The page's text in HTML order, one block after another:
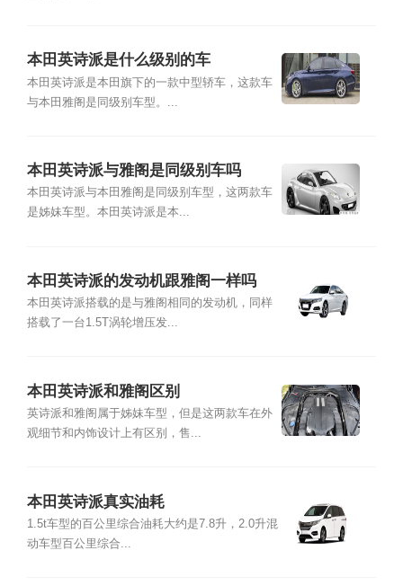
本田英诗派是什么级别的车
本田英诗派是本田旗下的一款中型轿车，这款车
与本田雅阁是同级别车型。...
本田英诗派与雅阁是同级别车吗
本田英诗派与本田雅阁是同级别车型，这两款车
是姊妹车型。本田英诗派是本...
本田英诗派的发动机跟雅阁一样吗
本田英诗派搭载的是与雅阁相同的发动机，同样
搭载了一台1.5T涡轮增压发...
本田英诗派和雅阁区别
英诗派和雅阁属于姊妹车型，但是这两款车在外
观细节和内饰设计上有区别，售...
本田英诗派真实油耗
1.5t车型的百公里综合油耗大约是7.8升，2.0升混
动车型百公里综合...